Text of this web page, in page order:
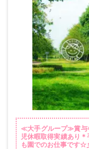
≪大手グループ≫賞与
児休暇取得実績あり
も園でのお仕事です☆